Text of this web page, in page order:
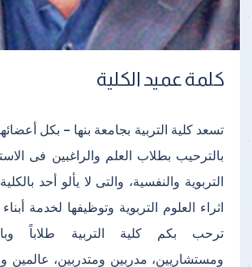
كلمة عميد الكلية
تسعد كلية التربية بجامعة بنها – بكل
بالترحيب بطلاب العلم والراغبين فى
التربوية والنفسية، والتى لا يألو أحد
اثراء العلوم التربوية وتوظيفها لخدمة
ترحب بكم كلية التربية طلاباً
ومستشاريين، مدربين ومتدربين، عالمين